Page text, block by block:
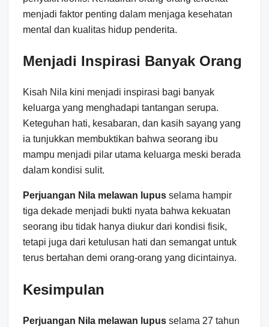
menjadi faktor penting dalam menjaga kesehatan
mental dan kualitas hidup penderita.
Menjadi Inspirasi Banyak Orang
Kisah Nila kini menjadi inspirasi bagi banyak
keluarga yang menghadapi tantangan serupa.
Keteguhan hati, kesabaran, dan kasih sayang yang
ia tunjukkan membuktikan bahwa seorang ibu
mampu menjadi pilar utama keluarga meski berada
dalam kondisi sulit.
Perjuangan Nila melawan lupus selama hampir
tiga dekade menjadi bukti nyata bahwa kekuatan
seorang ibu tidak hanya diukur dari kondisi fisik,
tetapi juga dari ketulusan hati dan semangat untuk
terus bertahan demi orang-orang yang dicintainya.
Kesimpulan
Perjuangan Nila melawan lupus selama 27 tahun